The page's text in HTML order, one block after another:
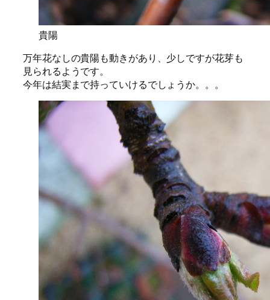
貴陽
万年花なしの貴陽も動きがあり、少しですが花芽も
見られるようです。
今年は結実まで持っていけるでしょうか。。。